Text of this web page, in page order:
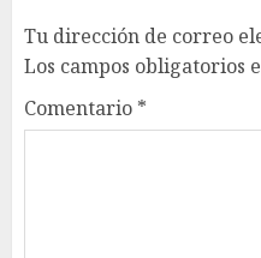
Tu dirección de correo
Los campos obligatorios
Comentario *